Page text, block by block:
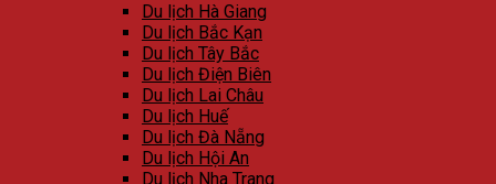
Du lịch Hà Giang
Du lịch Bắc Kạn
Du lịch Tây Bắc
Du lịch Điện Biên
Du lịch Lai Châu
Du lịch Huế
Du lịch Đà Nẵng
Du lịch Hội An
Du lịch Nha Trang